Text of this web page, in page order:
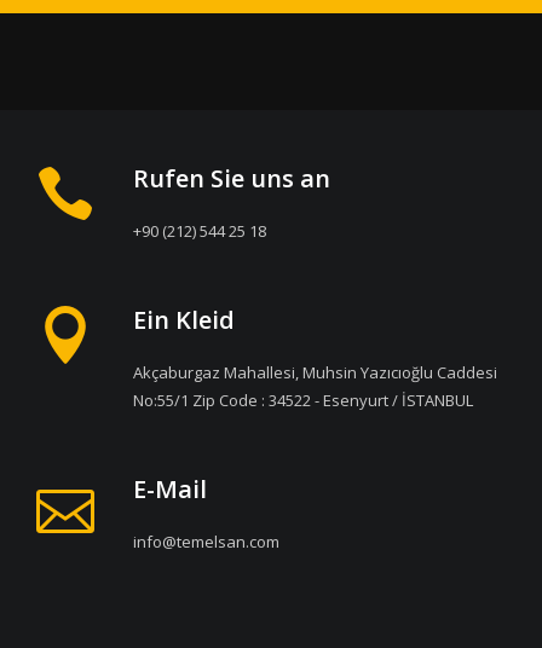
Rufen Sie uns an
+90 (212) 544 25 18
Ein Kleid
Akçaburgaz Mahallesi, Muhsin Yazıcıoğlu Caddesi
No:55/1 Zip Code : 34522 - Esenyurt / İSTANBUL
E-Mail
info@temelsan.com